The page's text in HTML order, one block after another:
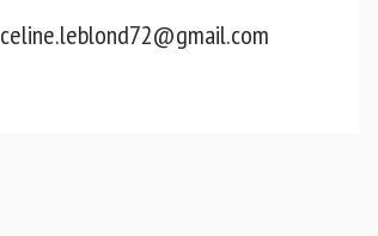
celine.leblond72@gmail.com